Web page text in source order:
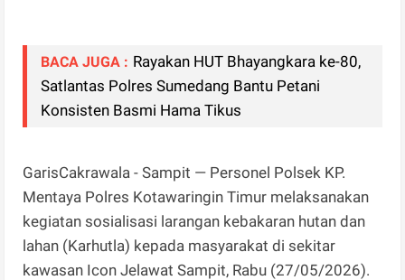
BACA JUGA : Rayakan HUT Bhayangkara ke-80,
Satlantas Polres Sumedang Bantu Petani
Konsisten Basmi Hama Tikus
GarisCakrawala - Sampit — Personel Polsek KP.
Mentaya Polres Kotawaringin Timur melaksanakan
kegiatan sosialisasi larangan kebakaran hutan dan
lahan (Karhutla) kepada masyarakat di sekitar
kawasan Icon Jelawat Sampit, Rabu (27/05/2026).